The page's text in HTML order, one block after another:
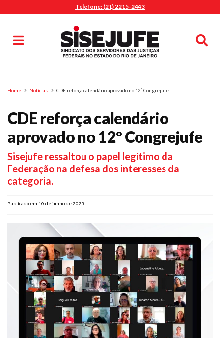
Telefone: (21) 2215-2443
Pesquisa
Home Notícias CDE reforça calendário aprovado no 12º Congrejufe
CDE reforça calendário
aprovado no 12º Congrejufe
Sisejufe ressaltou o papel legítimo da
Federação na defesa dos interesses da
categoria.
Publicado em 10 de junho de 2025
MENU
Sindicalize-se
Diretoria
O Sindicato
Agenda
Casa do Alto
Sede Campestre
Gympass Wellhub
Plano de Saúde
Assistência Funeral
Pós-graduação
FacebookInstagramTwitter Youtube TikTok Whatsapp